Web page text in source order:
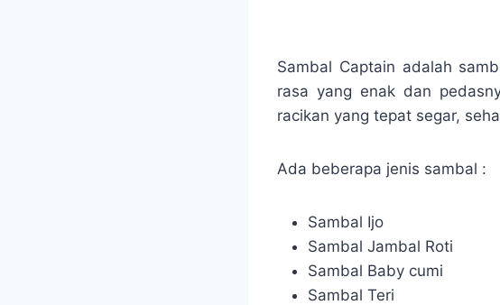
Sambal Captain adalah
rasa yang enak dan
racikan yang tepat segar,
Ada beberapa jenis sambal :
Sambal Ijo
Sambal Jambal Roti
Sambal Baby cumi
Sambal Teri